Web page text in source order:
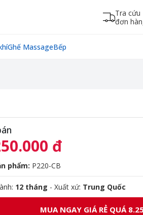
Tra cứu
đơn
Ghế MassageBếp
đ
phẩm: P220-CB
12 tháng - Xuất xứ: Trung Quốc
MUA NGAY GIÁ RẺ QUÁ